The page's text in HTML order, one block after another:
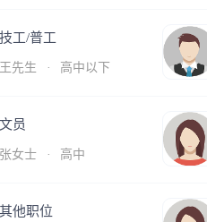
技工/普工
王先生 · 高中以下
文员
张女士 · 高中
其他职位